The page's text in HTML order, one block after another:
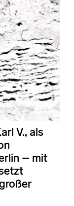
V., als
– mit